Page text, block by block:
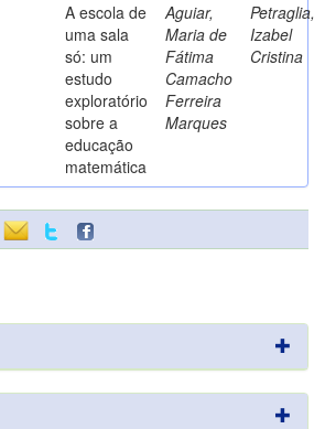
A escola de
uma sala
só: um
estudo
exploratório
sobre a
educação
matemática
Aguiar,
Maria de
Fátima
Camacho
Ferreira
Marques
Petraglia,
Izabel
Cristina